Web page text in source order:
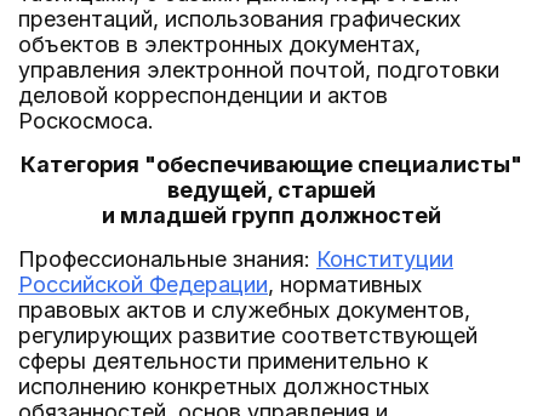
презентаций, использования графических
объектов в электронных документах,
управления электронной почтой, подготовки
деловой корреспонденции и актов
Роскосмоса.
Категория "обеспечивающие специалисты"
ведущей, старшей
и младшей групп должностей
Профессиональные знания: Конституции
Российской Федерации, нормативных
правовых актов и служебных документов,
регулирующих развитие соответствующей
сферы деятельности применительно к
исполнению конкретных должностных